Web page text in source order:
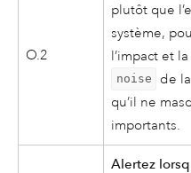
O.2
plutôt que
système,
l’impact et
noise
de
qu’il ne
importants.
Alertez